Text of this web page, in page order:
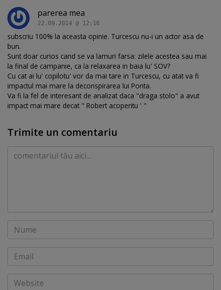
parerea mea
22.09.2014 @ 12:16
subscriu 100% la aceasta opinie. Turcescu nu-i un actor asa de
bun.
Sunt doar curios cand se va lamuri farsa: zilele acestea sau mai
la final de campanie, ca la relaxarea in baia lu' SOV?
Cu cat ai lu' copilotu' vor da mai tare in Turcescu, cu atat va fi
impactul mai mare la deconspirarea lui Ponta.
Va fi la fel de interesant de analizat daca "draga stolo" a avut
impact mai mare decat " Robert acoperitu ' "
Trimite un comentariu
Comentariu
Nume
Email
Website